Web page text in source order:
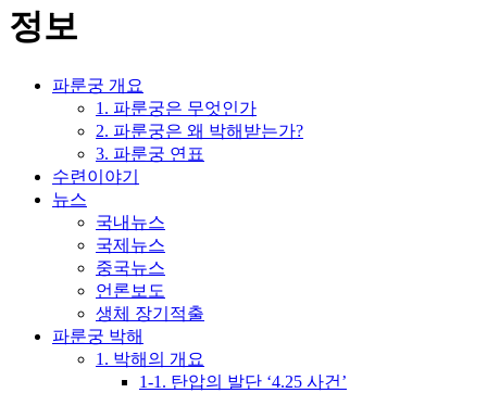
정보
파룬궁 개요
1. 파룬궁은 무엇인가
2. 파룬궁은 왜 박해받는가?
3. 파룬궁 연표
수련이야기
뉴스
국내뉴스
국제뉴스
중국뉴스
언론보도
생체 장기적출
파룬궁 박해
1. 박해의 개요
1-1. 탄압의 발단 ‘4.25 사건’